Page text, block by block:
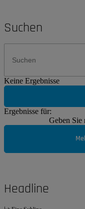
Suchen
Keine Ergebnisse
Ergebnisse für:
Geben Sie
Headline